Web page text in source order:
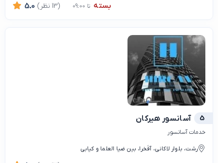
بسته تا 09:00 5.0 (13 نظر)
5 آسانسور هیرکان
خدمات آسانسور
رشت، بلوار لاکانی، آفَخرا، بین ضیا العلما و کیابی